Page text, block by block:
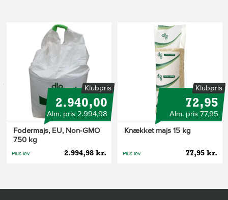
Klubpris
2.940,00
Alm. pris 2.994,98
Fodermajs, EU, Non-GMO
750 kg
2.994,98 kr.
Plus lev.
Klubpris
72,95
Alm. pris 77,95
Knækket majs 15 kg
77,95 kr.
Plus lev.